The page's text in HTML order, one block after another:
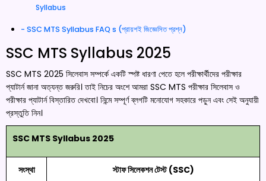
Syllabus
SSC MTS Syllabus FAQ s (প্রায়শই জিজ্ঞেসিত প্রশ্ন)
SSC MTS Syllabus 2025
SSC MTS 2025 সিলেবাস সম্পর্কে একটি স্পষ্ট ধারণা পেতে হলে পরীক্ষার্থীদের পরীক্ষার
প্যাটার্ন জানা অত্যন্ত জরুরি। তাই নিচের অংশে আমরা SSC MTS পরীক্ষার সিলেবাস ও
পরীক্ষার প্যাটার্ন বিস্তারিত দেখবো। নিন্মে সম্পূর্ণ ব্লগটি মনোযোগ সহকারে পড়ুন এবং সেই অনুযায়ী
প্রস্তুতি নিন।
SSC MTS Syllabus 2025
সংস্থা স্টাফ সিলেকশন টেস্ট (SSC)